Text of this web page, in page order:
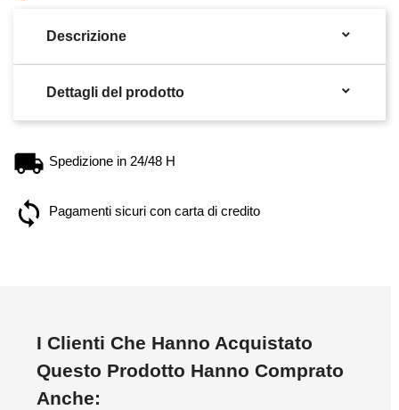
Descrizione 
Dettagli del prodotto 
Spedizione in 24/48 H
Pagamenti sicuri con carta di credito
I Clienti Che Hanno Acquistato
Questo Prodotto Hanno Comprato
Anche: